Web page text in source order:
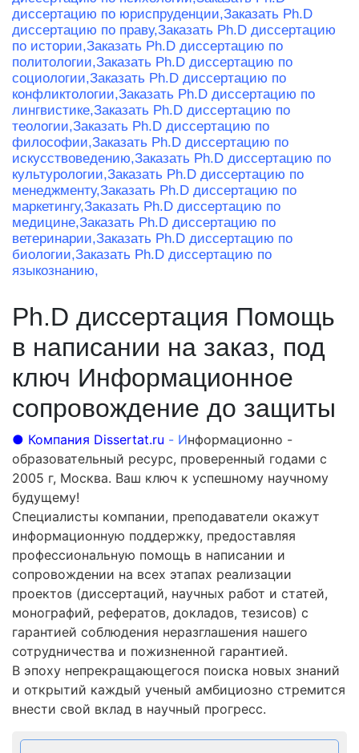
диссертацию по юриспруденции,Заказать Ph.D
диссертацию по праву,Заказать Ph.D диссертацию
по истории,Заказать Ph.D диссертацию по
политологии,Заказать Ph.D диссертацию по
социологии,Заказать Ph.D диссертацию по
конфликтологии,Заказать Ph.D диссертацию по
лингвистике,Заказать Ph.D диссертацию по
теологии,Заказать Ph.D диссертацию по
философии,Заказать Ph.D диссертацию по
искусствоведению,Заказать Ph.D диссертацию по
культурологии,Заказать Ph.D диссертацию по
менеджменту,Заказать Ph.D диссертацию по
маркетингу,Заказать Ph.D диссертацию по
медицине,Заказать Ph.D диссертацию по
ветеринарии,Заказать Ph.D диссертацию по
биологии,Заказать Ph.D диссертацию по
языкознанию,
Ph.D диссертация Помощь
в написании на заказ, под
ключ Информационное
сопровождение до защиты
● Компания Dissertat.ru - Информационно -
образовательный ресурс, проверенный годами с
2005 г, Москва. Ваш ключ к успешному научному
будущему!
Специалисты компании, преподаватели окажут
информационную поддержку, предоставляя
профессиональную помощь в написании и
сопровождении на всех этапах реализации
проектов (диссертаций, научных работ и статей,
монографий, рефератов, докладов, тезисов) с
гарантией соблюдения неразглашения нашего
сотрудничества и пожизненной гарантией.
В эпоху непрекращающегося поиска новых знаний
и открытий каждый ученый амбициозно стремится
внести свой вклад в научный прогресс.